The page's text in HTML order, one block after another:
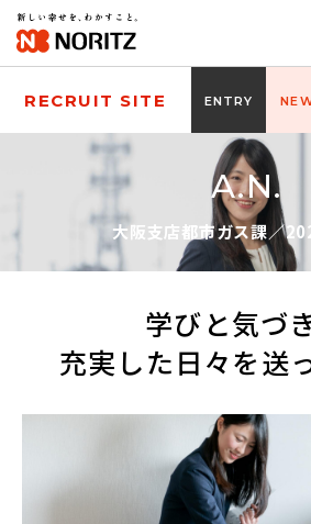
RECRUIT SITE ENTRY
A.N.
大阪支店都市ガス課／
学びと気づ
充実した日々を送